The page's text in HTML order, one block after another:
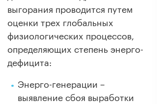
выгорания проводится путем
оценки трех глобальных
физиологических процессов,
определяющих степень энерго-
дефицита:
Энерго-генерации –
выявление сбоя выработки